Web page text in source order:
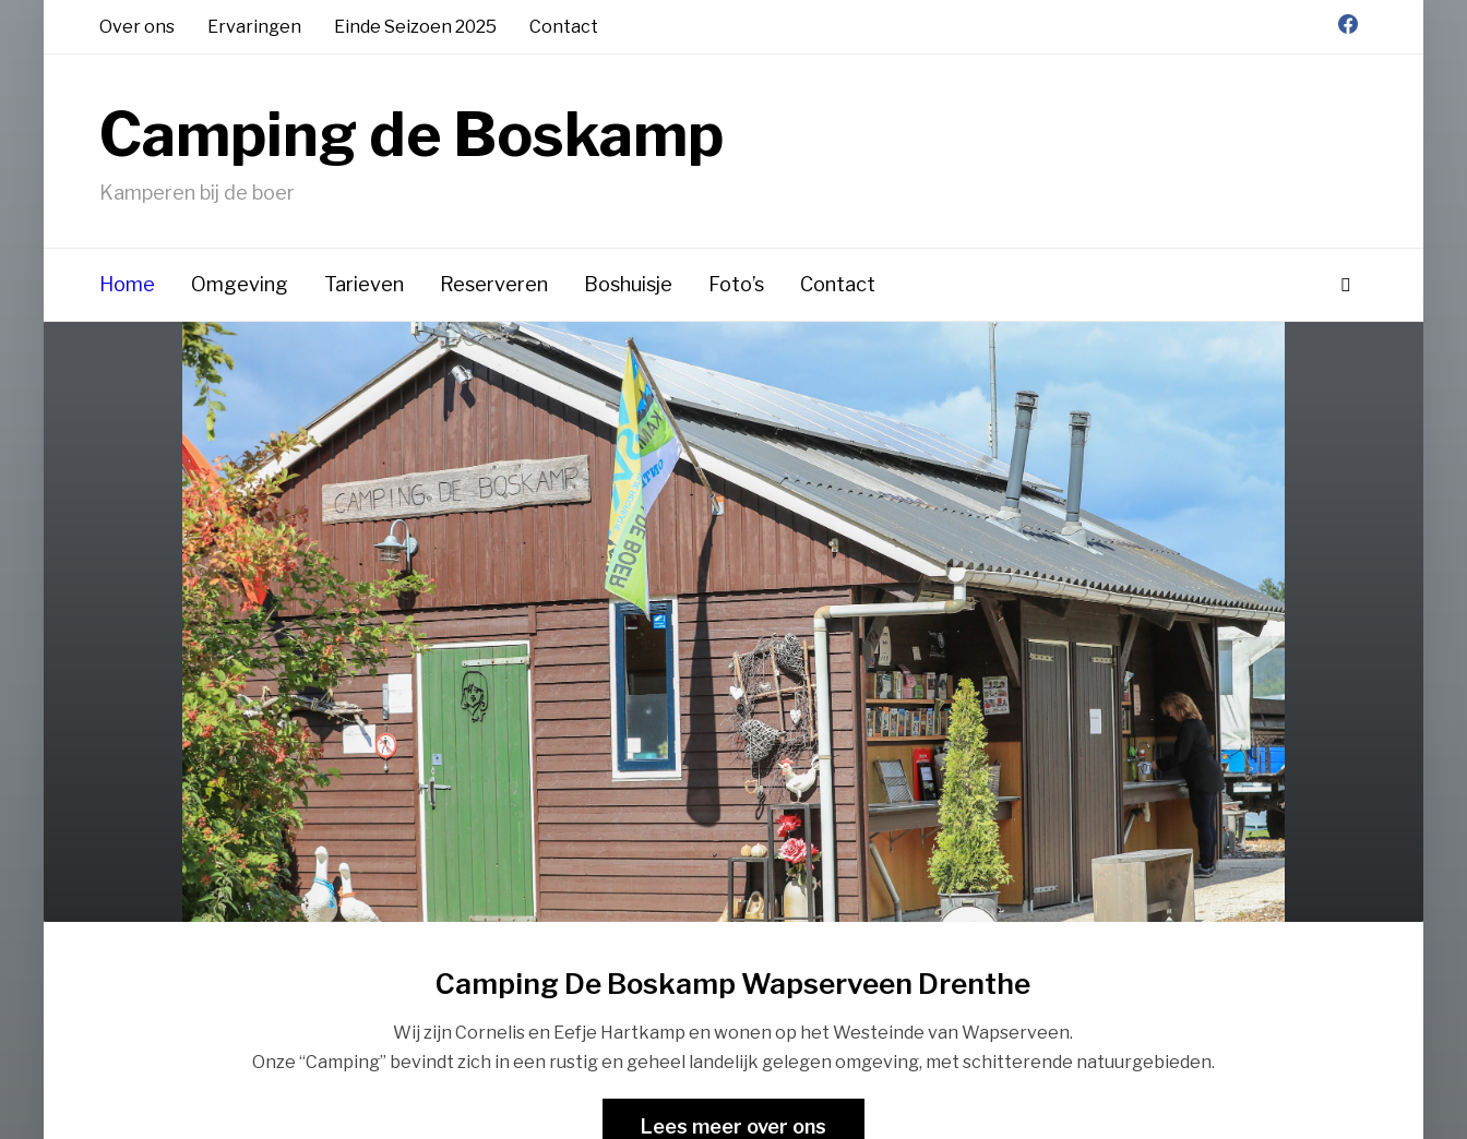
facebook
Over ons Ervaringen Einde Seizoen 2025 Contact
Camping de Boskamp
Kamperen bij de boer
Home Omgeving Tarieven Reserveren Boshuisje Foto’s Contact
Camping De Boskamp Wapserveen Drenthe
Wij zijn Cornelis en Eefje Hartkamp en wonen op het Westeinde van Wapserveen.
Onze “Camping” bevindt zich in een rustig en geheel landelijk gelegen omgeving, met schitterende natuurgebieden.
Lees meer over ons